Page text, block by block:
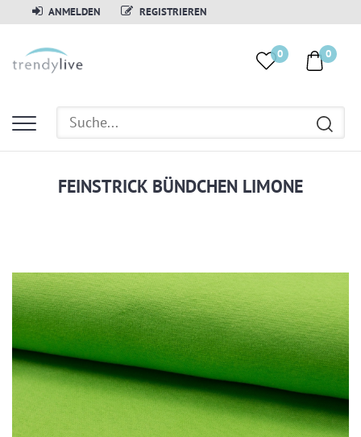
ANMELDEN REGISTRIEREN
0
0
FEINSTRICK BÜNDCHEN LIMONE